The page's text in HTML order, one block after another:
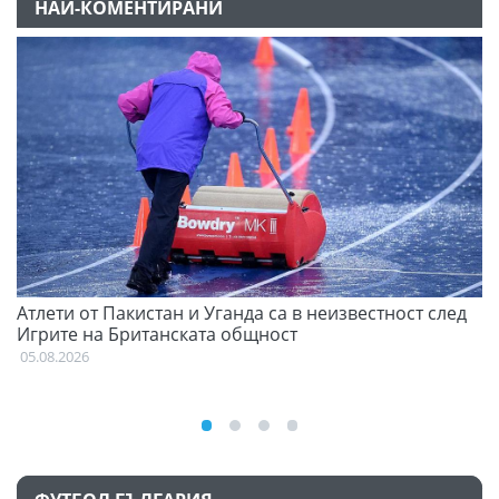
НАЙ-КОМЕНТИРАНИ
Атлети от Пакистан и Уганда са в неизвестност след
Игрите на Британската общност
05.08.2026